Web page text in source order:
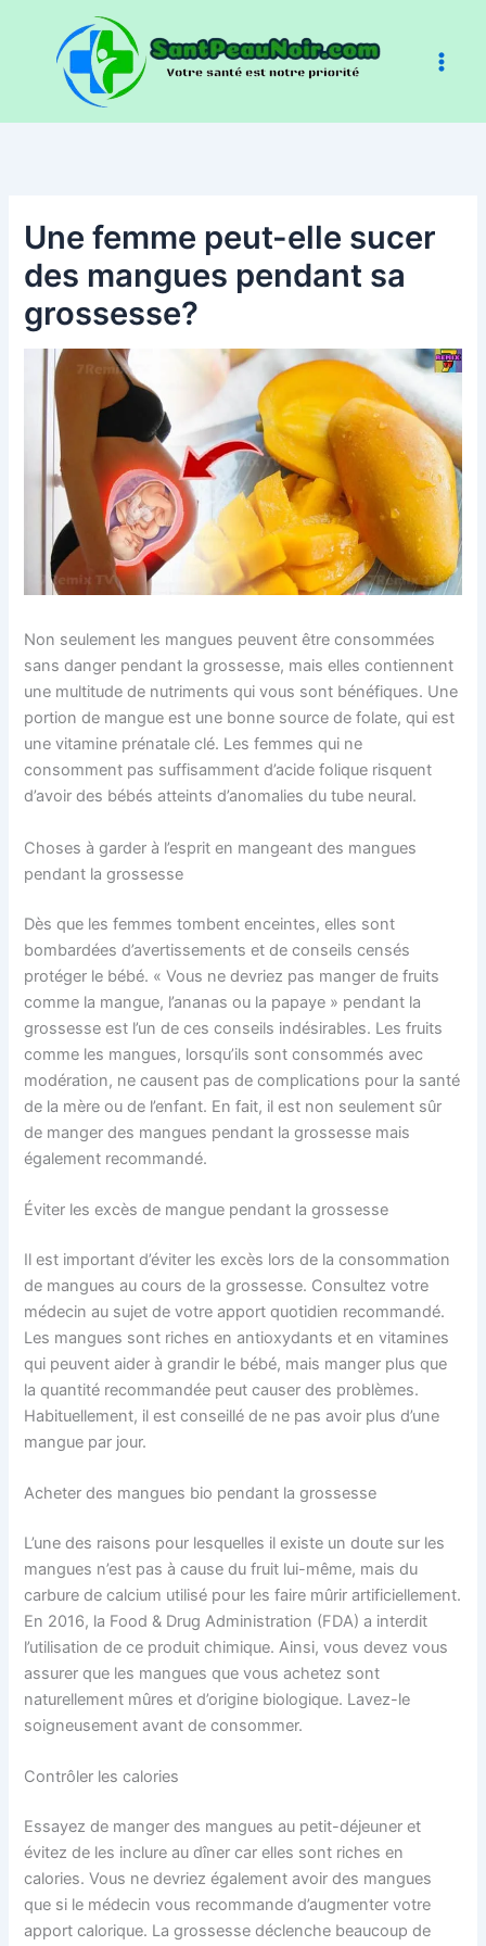
contenu
Une femme peut-elle sucer
des mangues pendant sa
grossesse?
Non seulement les mangues peuvent être consommées
sans danger pendant la grossesse, mais elles contiennent
une multitude de nutriments qui vous sont bénéfiques. Une
portion de mangue est une bonne source de folate, qui est
une vitamine prénatale clé. Les femmes qui ne
consomment pas suffisamment d’acide folique risquent
d’avoir des bébés atteints d’anomalies du tube neural.
Choses à garder à l’esprit en mangeant des mangues
pendant la grossesse
Dès que les femmes tombent enceintes, elles sont
bombardées d’avertissements et de conseils censés
protéger le bébé. « Vous ne devriez pas manger de fruits
comme la mangue, l’ananas ou la papaye » pendant la
grossesse est l’un de ces conseils indésirables. Les fruits
comme les mangues, lorsqu’ils sont consommés avec
modération, ne causent pas de complications pour la santé
de la mère ou de l’enfant. En fait, il est non seulement sûr
de manger des mangues pendant la grossesse mais
également recommandé.
Éviter les excès de mangue pendant la grossesse
Il est important d’éviter les excès lors de la consommation
de mangues au cours de la grossesse. Consultez votre
médecin au sujet de votre apport quotidien recommandé.
Les mangues sont riches en antioxydants et en vitamines
qui peuvent aider à grandir le bébé, mais manger plus que
la quantité recommandée peut causer des problèmes.
Habituellement, il est conseillé de ne pas avoir plus d’une
mangue par jour.
Acheter des mangues bio pendant la grossesse
L’une des raisons pour lesquelles il existe un doute sur les
mangues n’est pas à cause du fruit lui-même, mais du
carbure de calcium utilisé pour les faire mûrir artificiellement.
En 2016, la Food & Drug Administration (FDA) a interdit
l’utilisation de ce produit chimique. Ainsi, vous devez vous
assurer que les mangues que vous achetez sont
naturellement mûres et d’origine biologique. Lavez-le
soigneusement avant de consommer.
Contrôler les calories
Essayez de manger des mangues au petit-déjeuner et
évitez de les inclure au dîner car elles sont riches en
calories. Vous ne devriez également avoir des mangues
que si le médecin vous recommande d’augmenter votre
apport calorique. La grossesse déclenche beaucoup de